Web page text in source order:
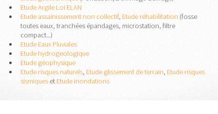
Etude Argile Loi ELAN
Etude assainissement non collectif, Etude réhabilitation (fosse
toutes eaux, tranchées épandages, microstation, filtre
compact...)
Etude Eaux Pluviales
Etude hydrogeologique
Etude géophysique
Etude risques naturels, Etude glissement de terrain, Etude risques
sismiqueset Etude inondations